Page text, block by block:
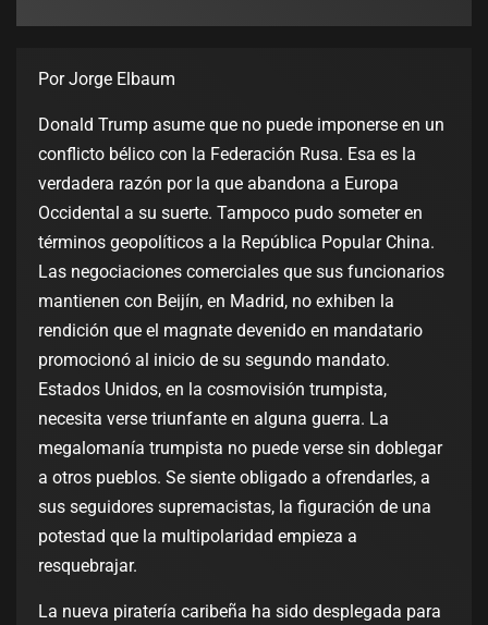
Por Jorge Elbaum
Donald Trump asume que no puede imponerse en un
conflicto bélico con la Federación Rusa. Esa es la
verdadera razón por la que abandona a Europa
Occidental a su suerte. Tampoco pudo someter en
términos geopolíticos a la República Popular China.
Las negociaciones comerciales que sus funcionarios
mantienen con Beijín, en Madrid, no exhiben la
rendición que el magnate devenido en mandatario
promocionó al inicio de su segundo mandato.
Estados Unidos, en la cosmovisión trumpista,
necesita verse triunfante en alguna guerra. La
megalomanía trumpista no puede verse sin doblegar
a otros pueblos. Se siente obligado a ofrendarles, a
sus seguidores supremacistas, la figuración de una
potestad que la multipolaridad empieza a
resquebrajar.
La nueva piratería caribeña ha sido desplegada para